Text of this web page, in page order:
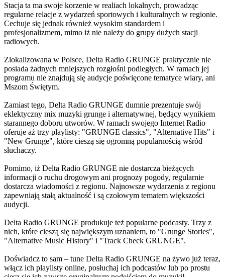
Stacja ta ma swoje korzenie w realiach lokalnych, prowadząc
regularne relacje z wydarzeń sportowych i kulturalnych w regionie.
Cechuje się jednak również wysokim standardem i
profesjonalizmem, mimo iż nie należy do grupy dużych stacji
radiowych.
Zlokalizowana w Polsce, Delta Radio GRUNGE praktycznie nie
posiada żadnych mniejszych rozgłośni podległych. W ramach jej
programu nie znajdują się audycje poświęcone tematyce wiary, ani
Mszom Świętym.
Zamiast tego, Delta Radio GRUNGE dumnie prezentuje swój
eklektyczny mix muzyki grunge i alternatywnej, będący wynikiem
starannego doboru utworów. W ramach swojego Internet Radio
oferuje aż trzy playlisty: "GRUNGE classics", "Alternative Hits" i
"New Grunge", które cieszą się ogromną popularnością wśród
słuchaczy.
Pomimo, iż Delta Radio GRUNGE nie dostarcza bieżących
informacji o ruchu drogowym ani prognozy pogody, regularnie
dostarcza wiadomości z regionu. Najnowsze wydarzenia z regionu
zapewniają stałą aktualność i są czołowym tematem większości
audycji.
Delta Radio GRUNGE produkuje też popularne podcasty. Trzy z
nich, które cieszą się największym uznaniem, to "Grunge Stories",
"Alternative Music History" i "Track Check GRUNGE".
Doświadcz to sam – tune Delta Radio GRUNGE na żywo już teraz,
włącz ich playlisty online, posłuchaj ich podcastów lub po prostu